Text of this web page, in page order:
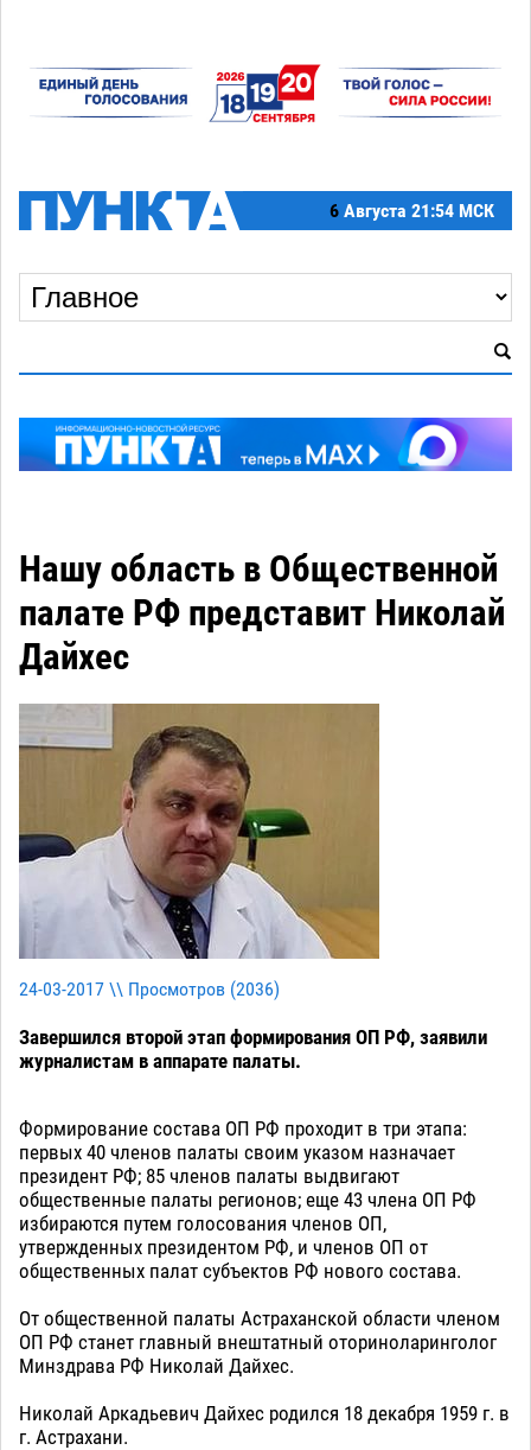
6 Августа 21:54 МСК
Нашу область в Общественной
палате РФ представит Николай
Дайхес
24-03-2017 \\ Просмотров (2036)
Завершился второй этап формирования ОП РФ, заявили
журналистам в аппарате палаты.
Формирование состава ОП РФ проходит в три этапа:
первых 40 членов палаты своим указом назначает
президент РФ; 85 членов палаты выдвигают
общественные палаты регионов; еще 43 члена ОП РФ
избираются путем голосования членов ОП,
утвержденных президентом РФ, и членов ОП от
общественных палат субъектов РФ нового состава.
От общественной палаты Астраханской области членом
ОП РФ станет главный внештатный оториноларинголог
Минздрава РФ Николай Дайхес.
Николай Аркадьевич Дайхес родился 18 декабря 1959 г. в
г. Астрахани.